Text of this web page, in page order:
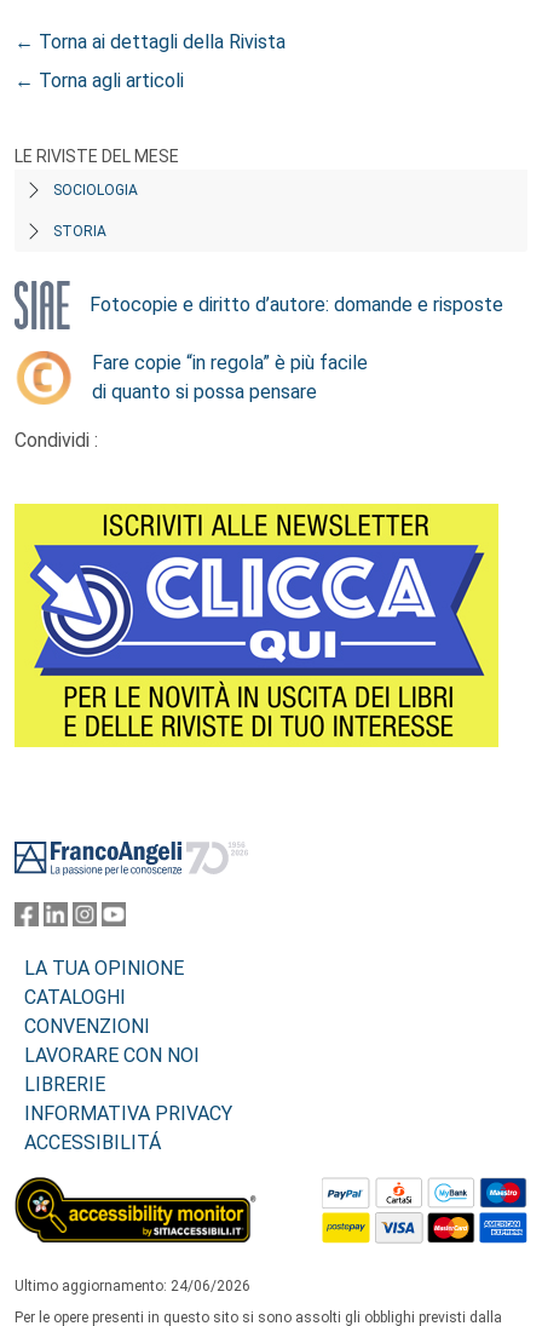
← Torna ai dettagli della Rivista
← Torna agli articoli
LE RIVISTE DEL MESE
SOCIOLOGIA
STORIA
Fotocopie e diritto d’autore: domande e risposte
Fare copie “in regola” è più facile
di quanto si possa pensare
Condividi :
LA TUA OPINIONE
CATALOGHI
CONVENZIONI
LAVORARE CON NOI
LIBRERIE
INFORMATIVA PRIVACY
ACCESSIBILITÁ
Ultimo aggiornamento: 24/06/2026
Per le opere presenti in questo sito si sono assolti gli obblighi previsti dalla